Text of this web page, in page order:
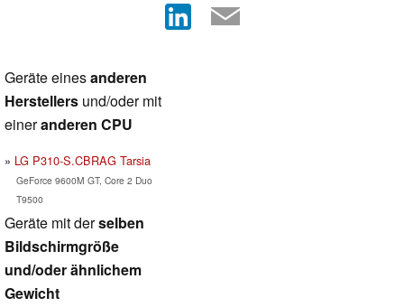
Geräte einesanderen
Herstellers und/oder mit
eineranderen CPU
LG P310-S.CBRAG Tarsia
GeForce 9600M GT, Core 2 Duo
T9500
Geräte mit derselben
Bildschirmgröße
und/oder ähnlichem
Gewicht